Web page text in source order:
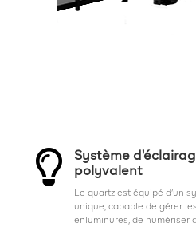

Système
polyvalent
Le quartz est équipé d’un
unique, capable de gérer
enluminures, de numériser